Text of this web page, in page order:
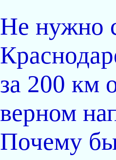
Не нужно
за 200 км
верном
Почему